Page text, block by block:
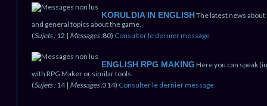
KORULDIA IN ENGLISHThe latest news
and general topics about the game.
(Sujets :12 | Messages :80) Consulter le dernier message
ENGLISH RPG MAKING Here you can speak
with RPG Maker or similar tools.
(Sujets :14 | Messages :314) Consulter le dernier message